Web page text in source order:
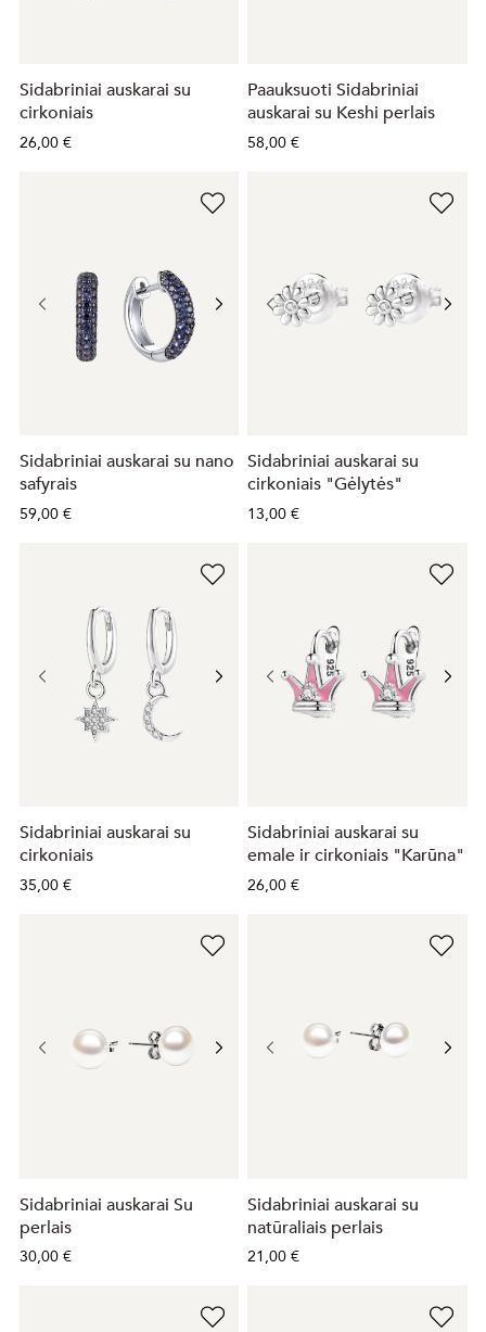
Sidabriniai auskarai su
cirkoniais
26,00 €
Paauksuoti Sidabriniai
auskarai su Keshi perlais
58,00 €
Sidabriniai auskarai su nano
safyrais
59,00 €
Sidabriniai auskarai su
cirkoniais "Gėlytės"
13,00 €
Sidabriniai auskarai su
cirkoniais
35,00 €
Sidabriniai auskarai su
emale ir cirkoniais "Karūna"
26,00 €
Sidabriniai auskarai Su
perlais
30,00 €
Sidabriniai auskarai su
natūraliais perlais
21,00 €